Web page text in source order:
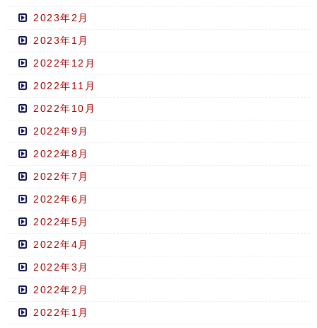
2023年2月
2023年1月
2022年12月
2022年11月
2022年10月
2022年9月
2022年8月
2022年7月
2022年6月
2022年5月
2022年4月
2022年3月
2022年2月
2022年1月